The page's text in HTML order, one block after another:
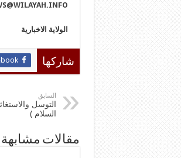
الولاية الاخبارية
شاركها
السابق
التوسل
السلام )
مقالات مشابهة